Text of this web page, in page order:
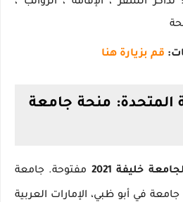
قم بزيارة هنا
المتحدة: منحة جامعة
خليفة 2021 مفتوحة. جامعة
في أبو ظبي، الإمارات العربية